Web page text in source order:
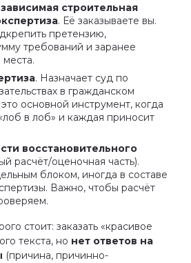
строительная
. Её заказываете вы.
претензию,
требований и заранее
. Назначает суд по
в гражданском
основной инструмент, когда
в лоб» и каждая приносит
восстановительного
расчёт/оценочная часть).
блоком, иногда в составе
Важно, чтобы расчёт
стоит: заказать «красивое
текста, но нет ответов на
(причина, причинно-